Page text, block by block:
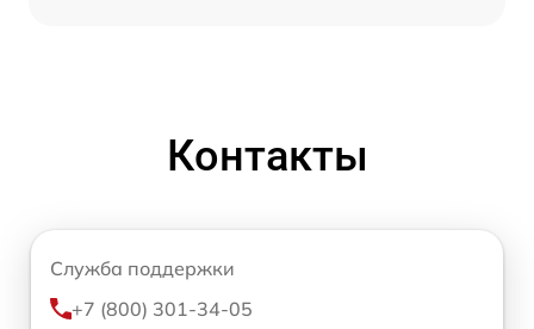
Контакты
Служба поддержки
+7 (800) 301-34-05